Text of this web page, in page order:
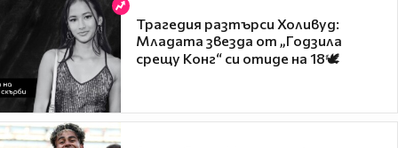
Трагедия разтърси Холивуд:
Младата звезда от „Годзила
срещу Конг“ си отиде на 18🕊️